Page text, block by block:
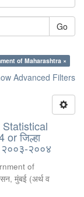
Go
of Maharashtra ×
Advanced Filters
जिल्हा
२००३-२००४
of
मुंबई (अर्थ व